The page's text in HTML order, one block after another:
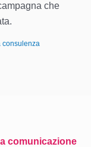
che
consulenza
comunicazione